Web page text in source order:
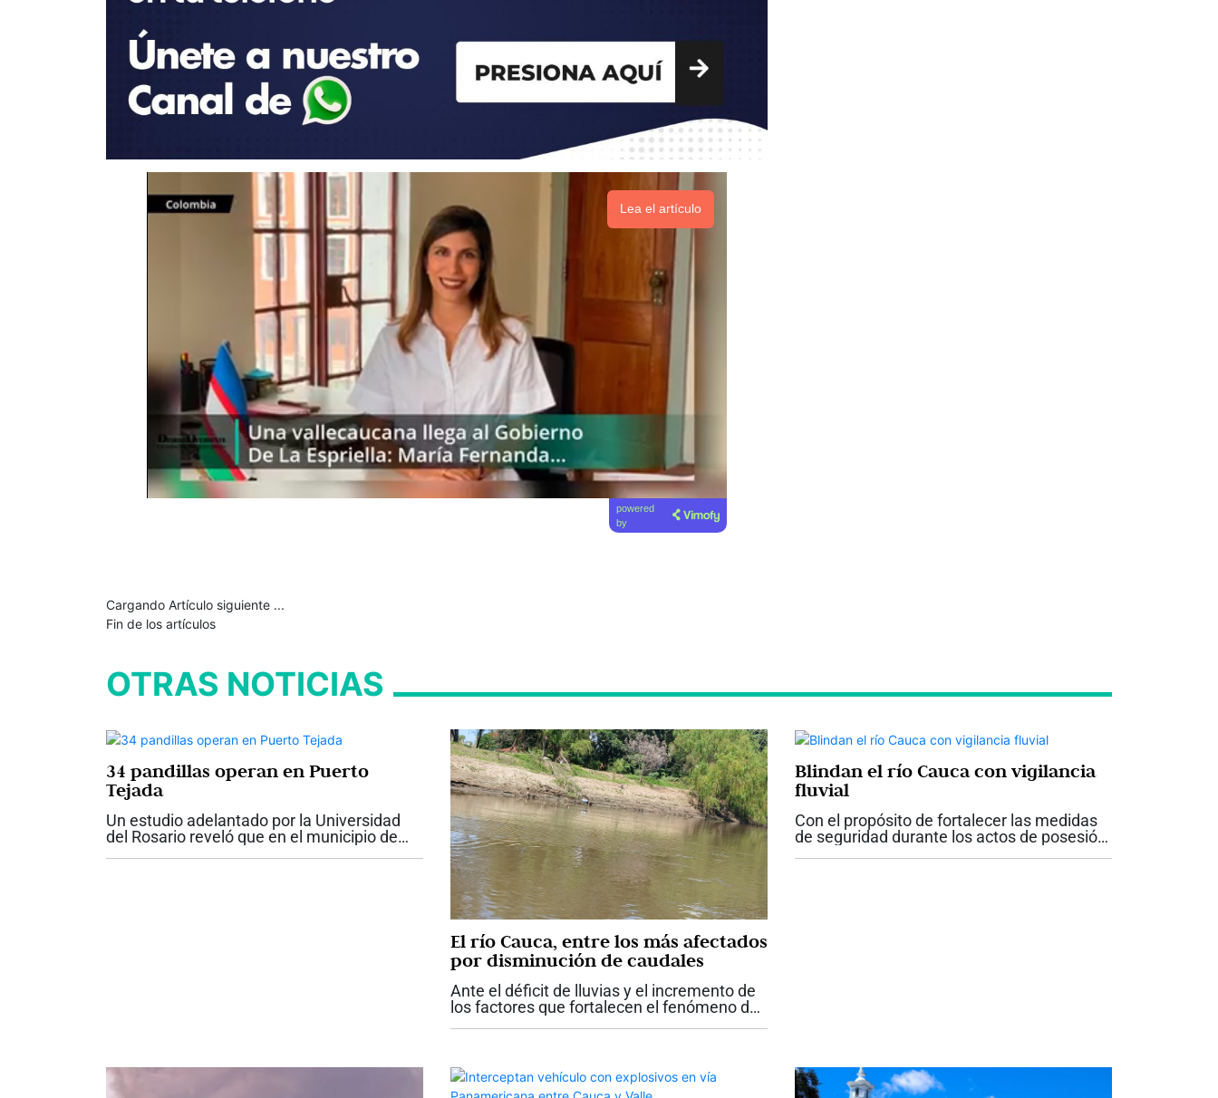
Lea el artículo
powered
by
Cargando Artículo siguiente ...
Fin de los artículos
OTRAS NOTICIAS
34 pandillas operan en Puerto
Tejada
Un estudio adelantado por la Universidad
del Rosario reveló que en el municipio de
Puerto Tejada, al norte del Cauca, operan 34
El río Cauca, entre los más afectados
por disminución de caudales
Ante el déficit de lluvias y el incremento de
los factores que fortalecen el fenómeno de
Blindan el río Cauca con vigilancia
fluvial
Con el propósito de fortalecer las medidas
de seguridad durante los actos de posesión
presidencial en Cali, el departamento del